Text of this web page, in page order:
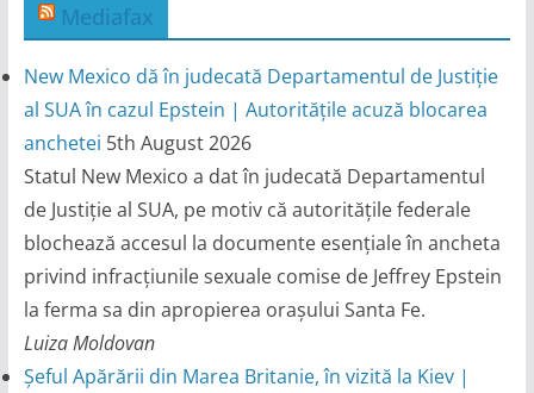
Mediafax
New Mexico dă în judecată Departamentul de Justiție
al SUA în cazul Epstein | Autoritățile acuză blocarea
anchetei 5th August 2026
Statul New Mexico a dat în judecată Departamentul
de Justiție al SUA, pe motiv că autoritățile federale
blochează accesul la documente esențiale în ancheta
privind infracțiunile sexuale comise de Jeffrey Epstein
la ferma sa din apropierea orașului Santa Fe.
Luiza Moldovan
Șeful Apărării din Marea Britanie, în vizită la Kiev |